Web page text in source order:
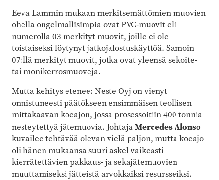
Eeva Lammin mukaan merkitsemättömien muovien
ohella ongelmallisimpia ovat PVC-muovit eli
numerolla 03 merkityt muovit, joille ei ole
toistaiseksi löytynyt jatkojalostuskäyttöä. Samoin
07:llä merkityt muovit, jotka ovat yleensä sekoite-
tai monikerrosmuoveja.
Mutta kehitys etenee: Neste Oyj on vienyt
onnistuneesti päätökseen ensimmäisen teollisen
mittakaavan koeajon, jossa prosessoitiin 400 tonnia
nesteytettyä jätemuovia. JohtajaMercedes Alonso
kuvailee tehtävää olevan vielä paljon, mutta koeajo
oli hänen mukaansa suuri askel vaikeasti
kierrätettävien pakkaus- ja sekajätemuovien
muuttamiseksi jätteistä arvokkaiksi resursseiksi.